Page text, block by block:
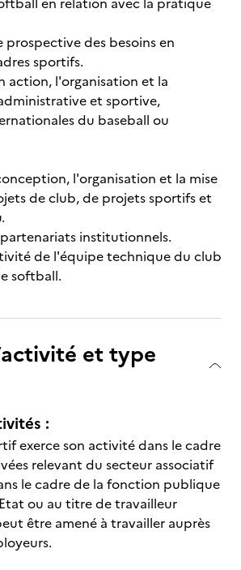
prospective des besoins en
sportifs.
action, l'organisation et la
et sportive,
du baseball ou
l'organisation et la mise
de club, de projets sportifs et
institutionnels.
de l'équipe technique du club
softball.
et type
:
exerce son activité dans le cadre
relevant du secteur associatif
le cadre de la fonction publique
ou au titre de travailleur
être amené à travailler auprès